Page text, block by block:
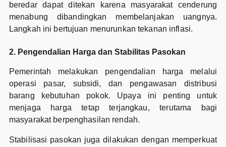
beredar dapat ditekan karena masyarakat cenderung
menabung dibandingkan membelanjakan uangnya.
Langkah ini bertujuan menurunkan tekanan inflasi.
2. Pengendalian Harga dan Stabilitas Pasokan
Pemerintah melakukan pengendalian harga melalui
operasi pasar, subsidi, dan pengawasan distribusi
barang kebutuhan pokok. Upaya ini penting untuk
menjaga harga tetap terjangkau, terutama bagi
masyarakat berpenghasilan rendah.
Stabilisasi pasokan juga dilakukan dengan memperkuat